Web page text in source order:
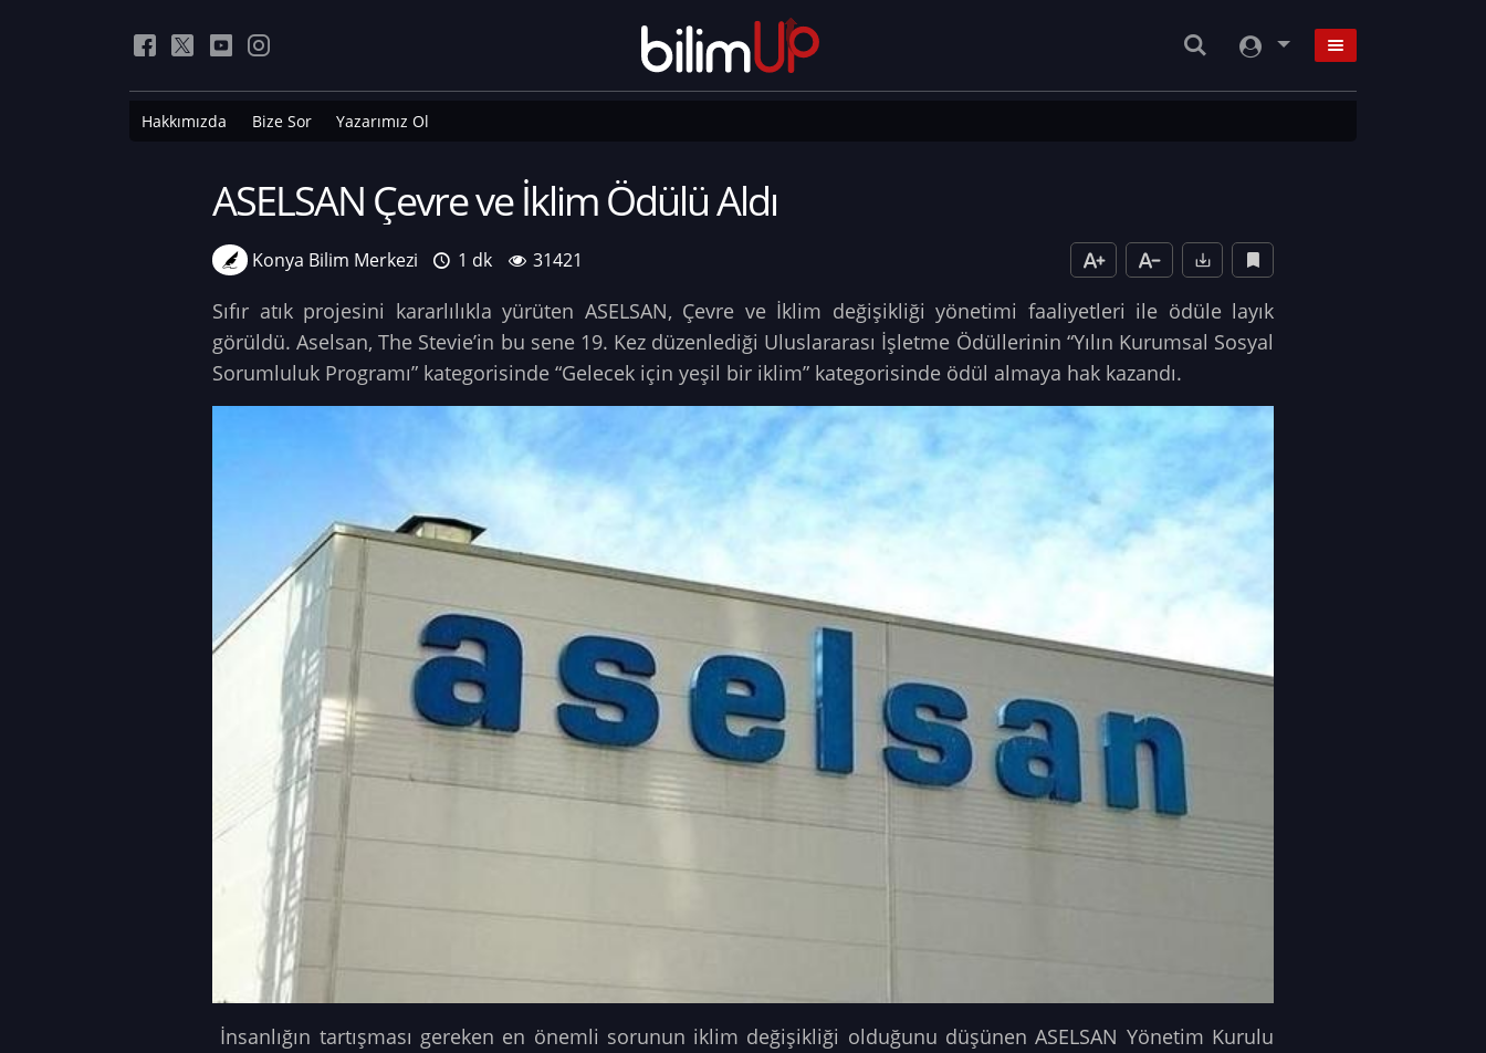
Hakkımızda Bize Sor Yazarımız Ol
ASELSAN Çevre ve İklim Ödülü Aldı
Konya Bilim Merkezi 1 dk 31421
Sıfır atık projesini kararlılıkla yürüten ASELSAN, Çevre ve İklim değişikliği yönetimi faaliyetleri ile ödüle layık
görüldü. Aselsan, The Stevie’in bu sene 19. Kez düzenlediği Uluslararası İşletme Ödüllerinin “Yılın Kurumsal Sosyal
Sorumluluk Programı” kategorisinde “Gelecek için yeşil bir iklim” kategorisinde ödül almaya hak kazandı.
İnsanlığın tartışması gereken en önemli sorunun iklim değişikliği olduğunu düşünen ASELSAN Yönetim Kurulu